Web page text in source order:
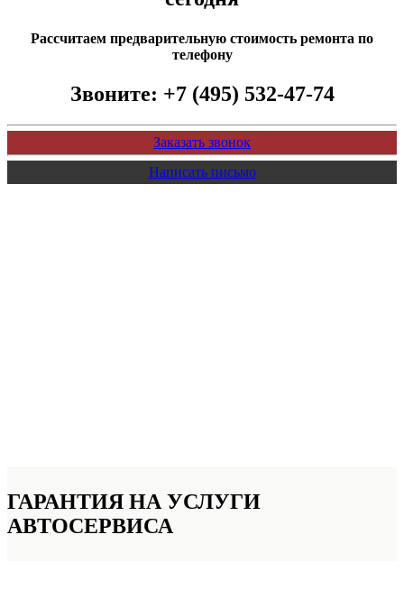
Рассчитаем предварительную стоимость ремонта по
телефону
Звоните: +7 (495) 532-47-74
Заказать звонок
Написать письмо
ГАРАНТИЯ НА УСЛУГИ
АВТОСЕРВИСА